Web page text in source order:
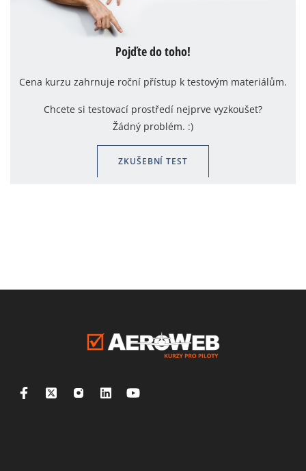
Pojďte do toho!
Cena kurzu zahrnuje roční přístup k testovým materiálům.
Chcete si testovací prostředí nejprve vyzkoušet?
Žádný problém. :)
ZKUŠEBNÍ TEST